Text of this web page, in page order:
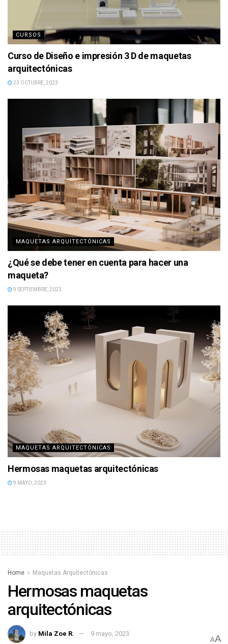
CURSOS
Curso de Diseño e impresión 3 D de maquetas
arquitectónicas
23 OCTUBRE, 2023
MAQUETAS ARQUITECTÓNICAS
¿Qué se debe tener en cuenta para hacer una
maqueta?
9 SEPTIEMBRE, 2023
MAQUETAS ARQUITECTÓNICAS
Hermosas maquetas arquitectónicas
9 MAYO, 2023
Home Maquetas Arquitectónicas
Hermosas maquetas
arquitectónicas
by Mila Zoe R.
9 mayo, 2023
AA